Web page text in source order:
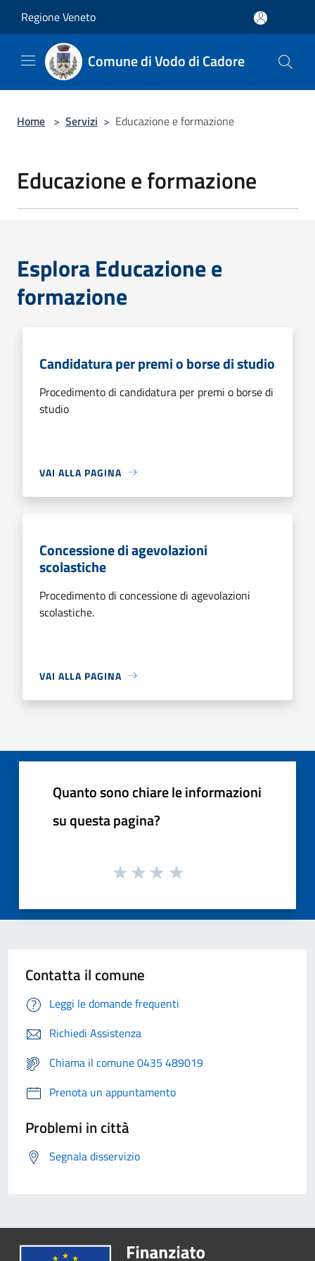
Regione Veneto
Comune di Vodo di Cadore
Home > Servizi > Educazione e formazione
Educazione e formazione
Esplora Educazione e
formazione
Candidatura per premi o borse di studio
Procedimento di candidatura per premi o borse di
studio
VAI ALLA PAGINA
Concessione di agevolazioni
scolastiche
Procedimento di concessione di agevolazioni
scolastiche.
VAI ALLA PAGINA
Quanto sono chiare le informazioni
su questa pagina?
Contatta il comune
Leggi le domande frequenti
Richiedi Assistenza
Chiama il comune 0435 489019
Prenota un appuntamento
Problemi in città
Segnala disservizio